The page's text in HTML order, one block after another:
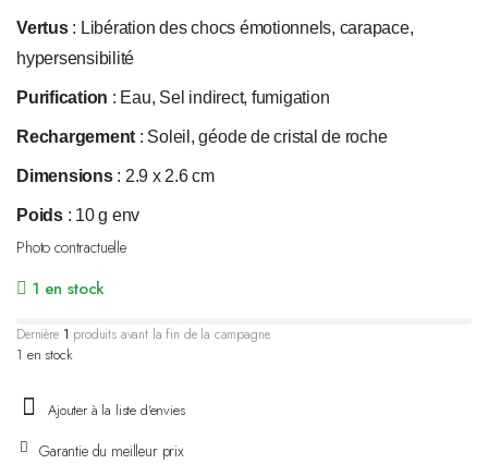
Vertus: Libération des chocs émotionnels, carapace,
hypersensibilité
Purification : Eau, Sel indirect, fumigation
Rechargement : Soleil, géode de cristal de roche
Dimensions: 2.9 x 2.6 cm
Poids: 10 g env
Photo contractuelle
1 en stock
Dernière 1 produits avant la fin de la campagne.
1 en stock
Ajouter à la liste d'envies
Garantie du meilleur prix